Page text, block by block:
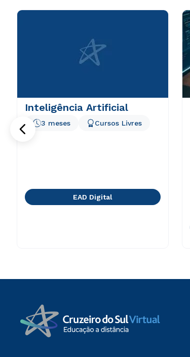
Inteligência Artificial
3 meses Cursos Livres
EAD Digital